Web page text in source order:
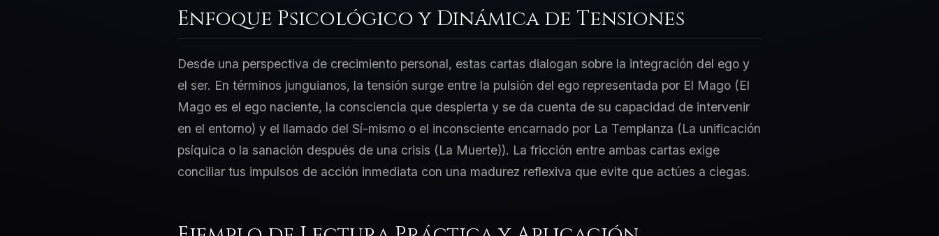
Enfoque Psicológico y Dinámica de Tensiones
Desde una perspectiva de crecimiento personal, estas cartas dialogan sobre la integración del ego y
el ser. En términos junguianos, la tensión surge entre la pulsión del ego representada por El Mago (El
Mago es el ego naciente, la consciencia que despierta y se da cuenta de su capacidad de intervenir
en el entorno) y el llamado del Sí-mismo o el inconsciente encarnado por La Templanza (La unificación
psíquica o la sanación después de una crisis (La Muerte)). La fricción entre ambas cartas exige
conciliar tus impulsos de acción inmediata con una madurez reflexiva que evite que actúes a ciegas.